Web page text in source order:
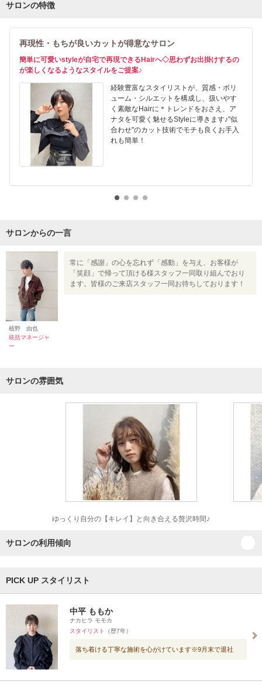
サロンの特徴
再現性・もちが良いカットが得意なサロン
簡単に可愛いstyleが自宅で再現できるHairへ◇思わずお出掛けするの
が楽しくなるようなスタイルをご提案♪
経験豊富なスタイリストが、質感・ボリ
ューム・シルエットを構成し、扱いやす
く素敵なHairに＊トレンドをおさえ、ア
ナタを可愛く魅せるStyleに導きます♪"似
合わせ"のカット技術でモチも良くお手入
れも簡単！
サロンからの一言
植野 由也
統括マネージャ
ー
常に「感謝」の心を忘れず「感動」を与え、お客様が
「笑顔」で帰って頂ける様スタッフ一同取り組んでおり
ます。皆様のご来店スタッフ一同お待ちしております！
サロンの雰囲気
ゆっくり自分の【キレイ】と向き合える贅沢時間♪
サロンの利用傾向
PICK UP スタイリスト
中平 ももか
ナカヒラ モモカ
スタイリスト
（歴7年）
落ち着ける丁寧な施術を心がけています※9月末で退社